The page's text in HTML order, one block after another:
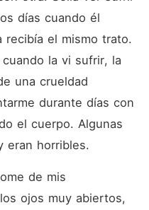
días cuando él
recibía el mismo trato.
la vi sufrir, la
una crueldad
durante días con
el cuerpo. Algunas
eran horribles.
de mis
ojos muy abiertos,